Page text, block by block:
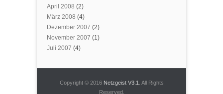
April 2008 (2)
März 2008 (4)
Dezember 2007 (2)
November 2007 (1)
Juli 2007 (4)
Copyright © 2016 Netzgeist V3.1 . All Rights
Reserved.